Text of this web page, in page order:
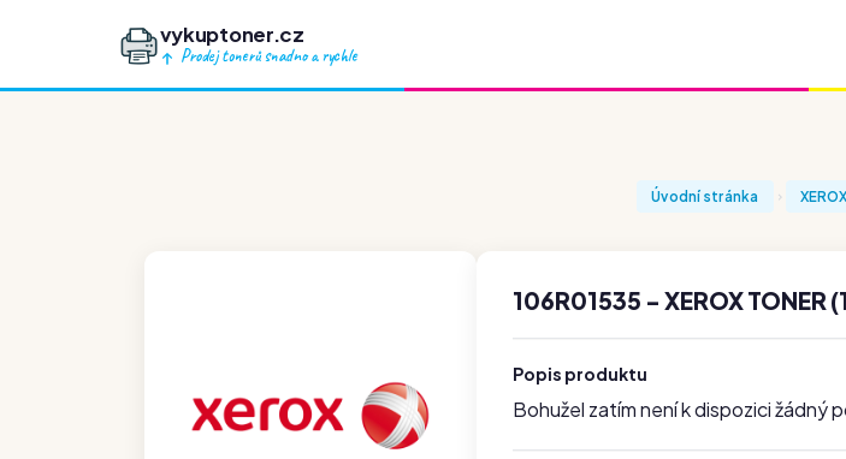
vykuptoner.cz
Prodej tonerů snadno a rychle
Úvodní stránka XEROX
106R01535 - XEROX TONER
Popis produktu
Bohužel zatím není k dispozici žádný